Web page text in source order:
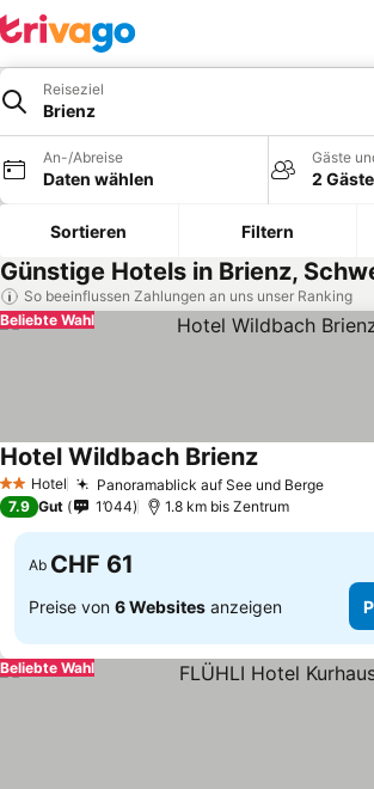
Reiseziel
Brienz
An-/Abreise
Daten wählen
Gäste
2
Sortieren Filtern
Günstige Hotels in Brienz,
So beeinflussen Zahlungen an uns unser Ranking
Beliebte Wahl
2 Sterne
Hotel Panoramablick auf See und Berge
Hotel Wildbach Brienz
7.9 Gut 1’044 1.8 km bis Zentrum
Ab CHF 61
Preise von 6 Websites anzeigen
Beliebte Wahl